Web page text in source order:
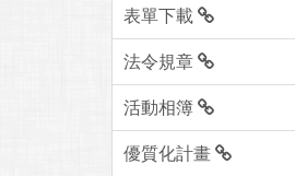
表單下載
法令規章
活動相簿
優質化計畫